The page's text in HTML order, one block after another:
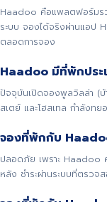
Haadoo คือแพลตฟอร์มร
ระบบ จองได้จริงผ่านแอป
ตลอดการจอง
Haadoo มีที่พักประ
ปัจจุบันเปิดจองพูลวิลล่า (
สเตย์ และโฮสเทล กำลังท
จองที่พักกับ
ปลอดภัย เพราะ Haadoo
หลัง ชำระผ่านระบบที่ตรวจ